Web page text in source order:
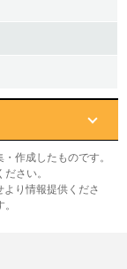
作成したものです。
さい。
り情報提供くださ